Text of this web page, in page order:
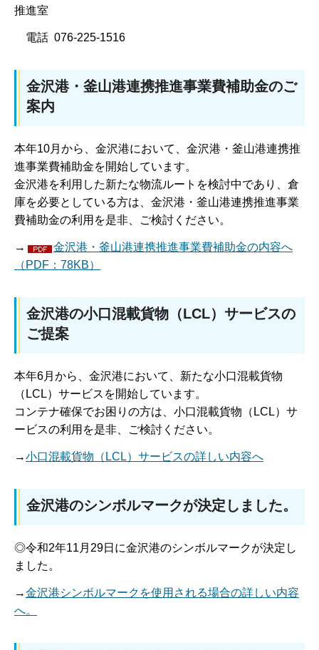
推進室
電話 076-225-1516
金沢港・釜山港連携推進事業費補助金のご
案内
本年10月から、金沢港において、金沢港・釜山港連携推
進事業費補助金を開始しています。
金沢港を利用した新たな物流ルートを検討中であり、倉
庫を必要としている方は、金沢港・釜山港連携推進事業
費補助金の利用を是非、ご検討ください。
→
金沢港・釜山港連携推進事業費補助金の内容へ
（PDF：78KB）
金沢港の小口混載貨物（LCL）サービスの
ご提案
本年6月から、金沢港において、新たな小口混載貨物
（LCL）サービスを開始しています。
コンテナ確保でお困りの方は、小口混載貨物（LCL）サ
ービスの利用を是非、ご検討ください。
→小口混載貨物（LCL）サービスの詳しい内容へ
金沢港のシンボルマークが決定しました。
◎令和2年11月29日に金沢港のシンボルマークが決定し
ました。
→金沢港シンボルマークを使用される場合の詳しい内容
へ。